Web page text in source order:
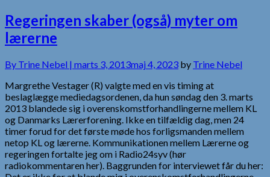
Regeringen skaber (også) myter om
lærerne
By Trine Nebel | marts 3, 2013maj 4, 2023 by Trine Nebel
Margrethe Vestager (R) valgte med en vis timing at
beslaglægge mediedagsordenen, da hun søndag den 3. marts
2013 blandede sig i overenskomstforhandlingerne mellem KL
og Danmarks Lærerforening. Ikke en tilfældig dag, men 24
timer forud for det første møde hos forligsmanden mellem
netop KL og lærerne. Kommunikationen mellem Lærerne og
regeringen fortalte jeg om i Radio24syv (hør
radiokommentaren her). Baggrunden for interviewet får du her: